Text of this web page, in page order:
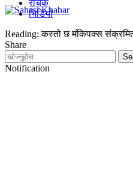
रोचक
भिडियो
Reading: कस्तो छ मंकिपक्स
Share
Notification